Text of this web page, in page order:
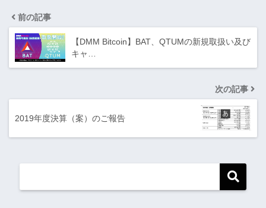
前の記事
【DMM Bitcoin】BAT、QTUMの新規取扱い及び
キャ…
次の記事
2019年度決算（案）のご報告